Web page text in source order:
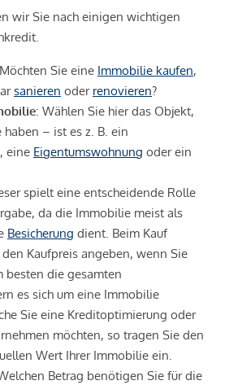
wir Sie nach einigen wichtigen
Sie eine Immobilie kaufen,
sanieren oder renovieren?
: Wählen Sie hier das Objekt,
haben – ist es z. B. ein
eine Eigentumswohnung oder ein
spielt eine entscheidende Rolle
da die Immobilie meist als
Besicherung dient. Beim Kauf
Kaufpreis angeben, wenn Sie
besten die gesamten
es sich um eine Immobilie
Sie eine Kreditoptimierung oder
möchten, so tragen Sie den
Wert Ihrer Immobilie ein.
Betrag benötigen Sie für die